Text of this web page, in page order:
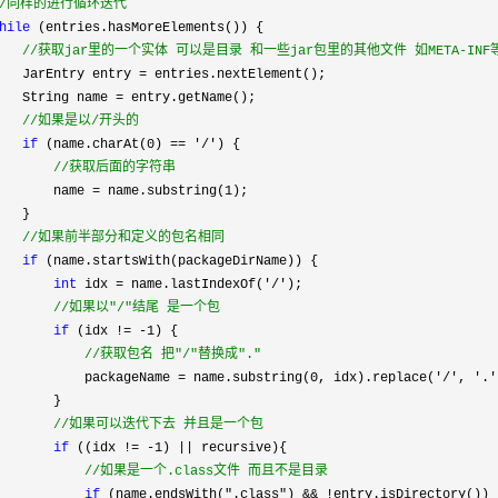
同样的进行循环迭代
(entries.hasMoreElements()) {
//获取jar里的一个实体 可以是目录 和一些jar包里的其他文件 如META-INF
= entries.nextElement();
= entry.getName();
//如果是以/开头的
if (name.charAt(0) == '/' ) {
//获取后面的字符串
);
//如果前半部分和定义的包名相同
if (name.startsWith(packageDirName)) {
int idx = name.lastIndexOf('/' );
//如果以"/"结尾 是一个包
if (idx != -1 ) {
//获取包名 把"/"替换成"."
= name.substring(0, idx).replace('/', '.'
//如果可以迭代下去 并且是一个包
if ((idx != -1) ||
recursive){
//如果是一个.class文件 而且不是目录
if (name.endsWith(".class") && !entry.isDirectory())